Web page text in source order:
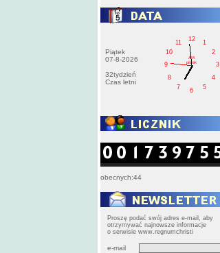
Piątek
07-8-2026
32tydzień
Czas letni
1
2
3
4
5
6
7
8
9
10
11
12
AM
pištek
obecnych:44
Proszę podać swój adres e-mail, aby
otrzymywać najnowsze informacje
o serwisie www.regnumchristi
e-mail